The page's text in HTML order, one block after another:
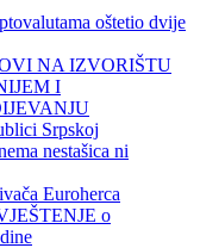
oštetio dvije
NA IZVORIŠTU
I
Srpskoj
nestašica ni
Euroherca
o